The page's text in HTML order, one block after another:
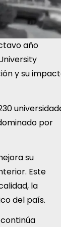
año
y su
por
su
Este
la
del país.